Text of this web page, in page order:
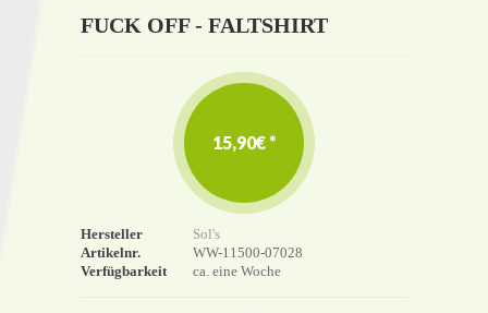
FUCK OFF - FALTSHIRT
15,90€ *
Hersteller
Sol's
Artikelnr.
WW-11500-07028
Verfügbarkeit
ca. eine Woche